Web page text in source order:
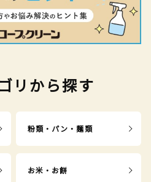
リから探す
粉類・パン・麺類
お米・お餅